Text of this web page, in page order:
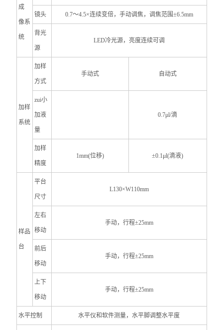
成
像系
统
镜头 0.7～4.5×连续变倍，手动调焦，调焦范围±6.5mm
背光
源
LED冷光源，亮度连续可调
加样
系统
加样
方式
手动式 自动式
zui小
加液
量
0.7μl/滴
加样
精度
1mm(位移) ±0.1μl(滴液)
样品
台
平台
尺寸
L130×W110mm
左右
移动
手动，行程±25mm
前后
移动
手动，行程±25mm
上下
移动
手动，行程±25mm
水平控制 水平仪和软件测量，水平脚调整水平度